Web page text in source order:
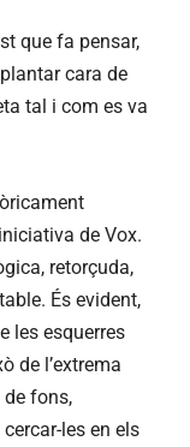
que fa pensar,
cara de
tal i com es va
de Vox.
retorçuda,
És evident,
les esquerres
de l’extrema
fons,
les en els